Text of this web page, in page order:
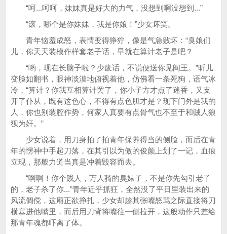
“呵...呵呵，妹妹真是好大的力气，没想到啊没想到...”
“滚，哪个是你妹妹，我是你娘！”少女坏笑。
青年恼羞成怒，表情变得狰狞，像是气急败坏：“臭娘们
儿，你天天装模作样套老子话，早就在算计老子是吧？
“哟，现在长脑子啦？少废话，不说便送你见阎王。”昕儿
变脸如翻书，眼神淡漠地俯视着他，仿佛看一条死狗，语气冰
冷，“算计？你我互相算计罢了，你小子方才点了迷香，又支
开了仆从，既有这色心，不得有点色胆才是？现下门外是我的
人，你也别装腔作势，何家人真要有点骨气也不至于和贼人狼
狈为奸。”
少女说着，用刀身拍了拍青年保养得当的侧脸，而后在青
年的愣神中手起刀落，在其引以为傲的俊颜上划了一记，血痕
立现，那般力道当真是冲着毁容而去。
“啊啊！你个贱人，万人骑的臭婊子，不是你先勾引老子
的，老子杀了你...”青年近乎抓狂，全然没了平日里装出来的
风流倜傥，这厢正欲挣扎，少女却趁其张嘴怒骂之际直接将刀
横塞进他嘴里，而后用刀背将嘴往一侧拉开，这般动作只差给
那青年魂都吓离了体。